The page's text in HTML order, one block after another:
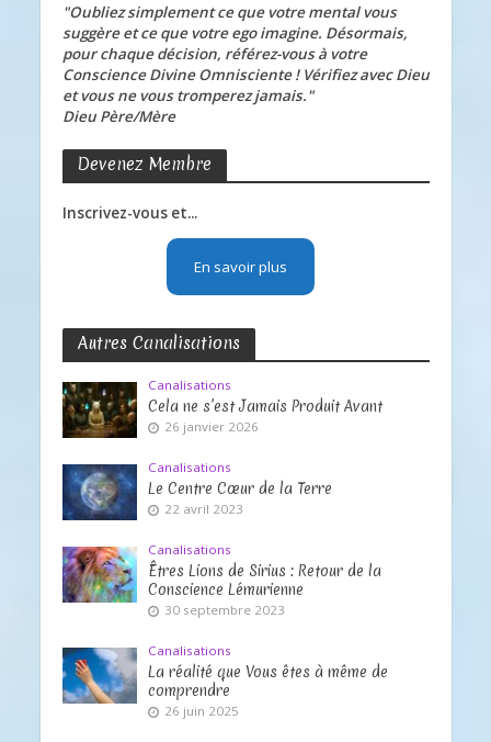
"Oubliez simplement ce que votre mental vous
suggère et ce que votre ego imagine. Désormais,
pour chaque décision, référez-vous à votre
Conscience Divine Omnisciente ! Vérifiez avec Dieu
et vous ne vous tromperez jamais."
Dieu Père/Mère
Devenez Membre
Inscrivez-vous et...
En savoir plus
Autres Canalisations
Canalisations
Cela ne s’est Jamais Produit Avant
26 janvier 2026
Canalisations
Le Centre Cœur de la Terre
22 avril 2023
Canalisations
Êtres Lions de Sirius : Retour de la
Conscience Lémurienne
30 septembre 2023
Canalisations
La réalité que Vous êtes à même de
comprendre
26 juin 2025